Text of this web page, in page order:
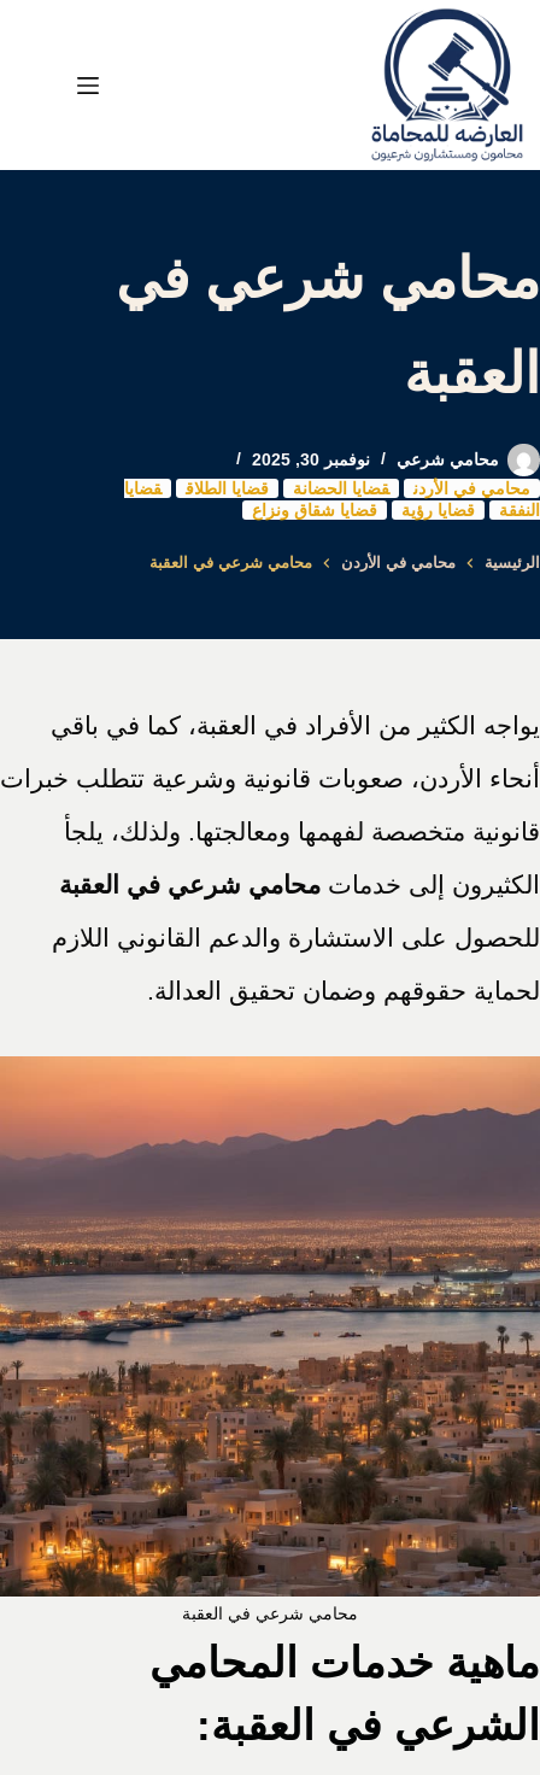
التجاوز
إلى
المحتوى
محامي شرعي في
العقبة
محامي شرعي
نوفمبر 30, 2025
محامي في الأردن
قضايا الحضانة قضايا الطلاق
قضايا
النفقة
قضايا رؤية قضايا شقاق ونزاع
الرئيسية محامي في الأردن محامي شرعي في العقبة
يواجه الكثير من الأفراد في العقبة، كما في باقي
أنحاء الأردن، صعوبات قانونية وشرعية تتطلب خبرات
قانونية متخصصة لفهمها ومعالجتها. ولذلك، يلجأ
الكثيرون إلى خدمات محامي شرعي في العقبة
للحصول على الاستشارة والدعم القانوني اللازم
لحماية حقوقهم وضمان تحقيق العدالة.
محامي شرعي في العقبة
ماهية خدمات المحامي
الشرعي في العقبة: